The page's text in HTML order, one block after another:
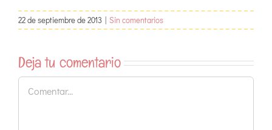
22 de septiembre de 2013 | Sin comentarios
Deja tu comentario
Comentar